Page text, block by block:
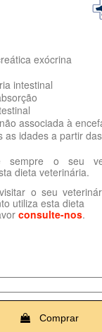
exócrina
intestinal
associada à
as idades a partir
sempre o seu
dieta veterinária.
o seu
utiliza esta dieta
consulte-nos.
Comprar